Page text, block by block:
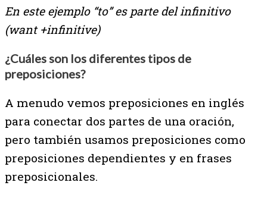
En este ejemplo “to” es parte del infinitivo
(want +infinitive)
¿Cuáles son los diferentes tipos de
preposiciones?
A menudo vemos preposiciones en inglés
para conectar dos partes de una oración,
pero también usamos preposiciones como
preposiciones dependientes y en frases
preposicionales.